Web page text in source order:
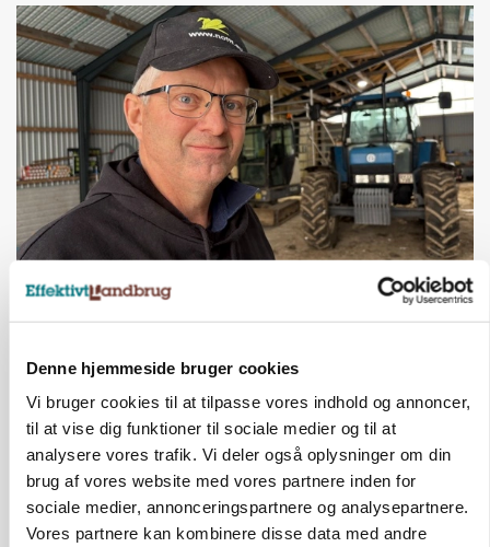
Denne hjemmeside bruger cookies
Vi bruger cookies til at tilpasse vores indhold og annoncer,
til at vise dig funktioner til sociale medier og til at
analysere vores trafik. Vi deler også oplysninger om din
brug af vores website med vores partnere inden for
sociale medier, annonceringspartnere og analysepartnere.
Vores partnere kan kombinere disse data med andre
»Nu stopper I«: Landbrugsdebattør og